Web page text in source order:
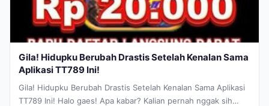
Gila! Hidupku Berubah Drastis Setelah Kenalan Sama
Aplikasi TT789 Ini!
Gila! Hidupku Berubah Drastis Setelah Kenalan Sama Aplikasi
TT789 Ini! Halo gaes! Apa kabar? Kalian pernah nggak sih